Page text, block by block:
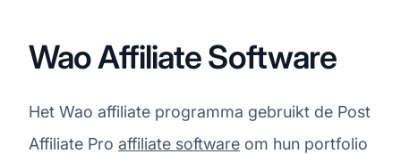
Wao Affiliate Software
Het Wao affiliate programma gebruikt de Post
Affiliate Pro affiliate software om hun portfolio